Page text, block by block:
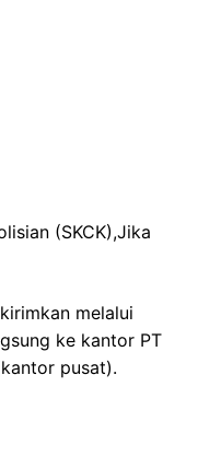
(SKCK),Jika
melalui
ke kantor PT
pusat).